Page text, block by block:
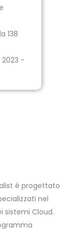
138
-
è progettato
nel
sistemi Cloud.